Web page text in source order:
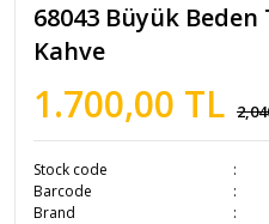
68043 Büyük
Kahve
1.700,00 TL
Stock code
Barcode
Brand